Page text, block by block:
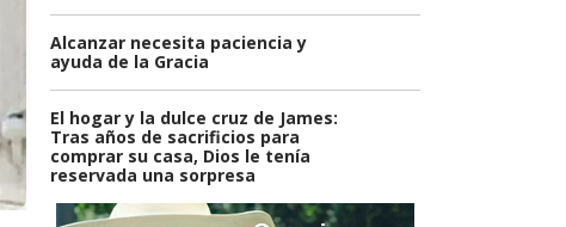
Alcanzar necesita paciencia y
ayuda de la Gracia
El hogar y la dulce cruz de James:
Tras años de sacrificios para
comprar su casa, Dios le tenía
reservada una sorpresa